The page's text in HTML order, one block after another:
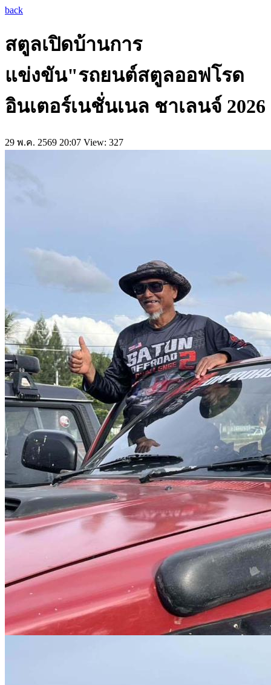
back
สตูลเปิดบ้านการ
แข่งขัน"รถยนต์สตูลออฟโรด
อินเตอร์เนชั่นเนล ชาเลนจ์ 2026
29 พ.ค. 2569 20:07 View: 327